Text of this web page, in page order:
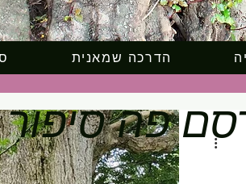
הדרכה שמאנית
פה